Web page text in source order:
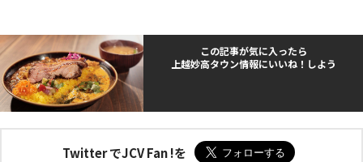
この記事が気に入ったら
上越妙高タウン情報にいいね！しよう
Twitter でJCV Fan !を